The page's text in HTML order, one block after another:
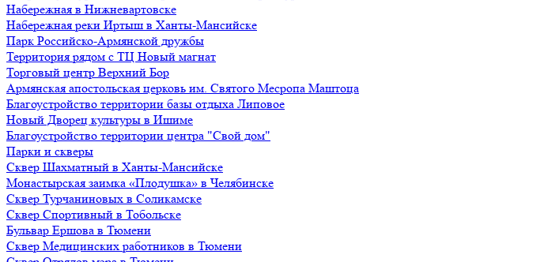
Набережная в Нижневартовске
Набережная реки Иртыш в Ханты-Мансийске
Парк Российско-Армянской дружбы
Территория рядом с ТЦ Новый магнат
Торговый центр Верхний Бор
Армянская апостольская церковь им. Святого Месропа Маштоца
Благоустройство территории базы отдыха Липовое
Нoвый Двoрeц культуры в Ишимe
Благоустройство территории центра "Свой дом"
Парки и скверы
Сквер Шахматный в Ханты-Мансийске
Монастырская заимка «Плодушка» в Челябинске
Сквер Турчаниновых в Соликамске
Сквер Спортивный в Тобольске
Бульвар Ершова в Тюмени
Сквер Медицинских работников в Тюмени